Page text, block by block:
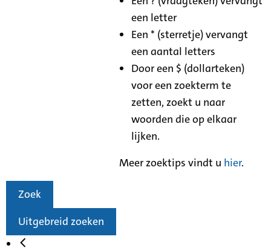
een letter
Een * (sterretje) vervangt
een aantal letters
Door een $ (dollarteken)
voor een zoekterm te
zetten, zoekt u naar
woorden die op elkaar
lijken.
Meer zoektips vindt u hier.
Zoek
Uitgebreid zoeken